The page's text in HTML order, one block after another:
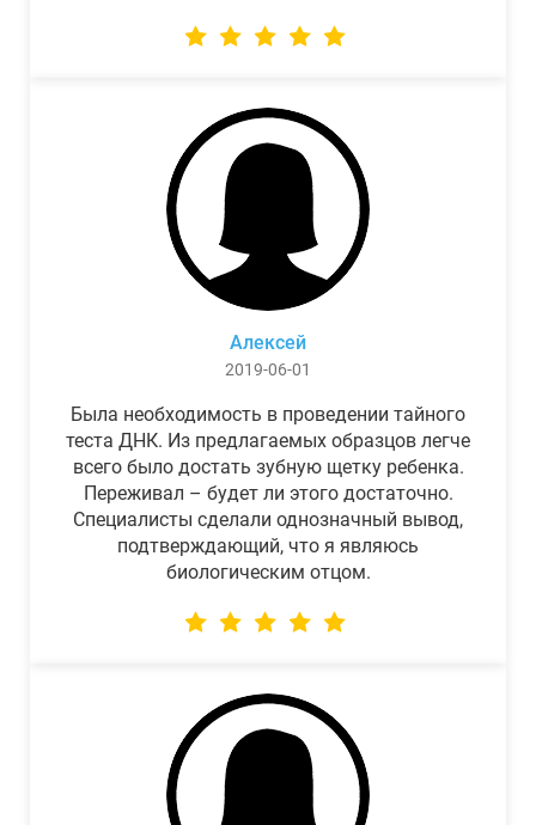
Алексей
2019-06-01
Была необходимость в проведении тайного
теста ДНК. Из предлагаемых образцов легче
всего было достать зубную щетку ребенка.
Переживал – будет ли этого достаточно.
Специалисты сделали однозначный вывод,
подтверждающий, что я являюсь
биологическим отцом.